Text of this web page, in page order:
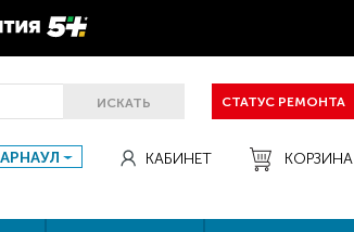
ИСКАТЬ СТАТУС РЕМОНТА
КАБИНЕТ КОРЗИНА